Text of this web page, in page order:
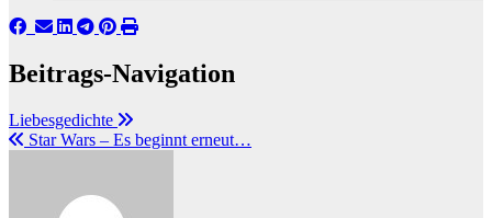
Beitrags-Navigation
Liebesgedichte
Star Wars – Es beginnt erneut…